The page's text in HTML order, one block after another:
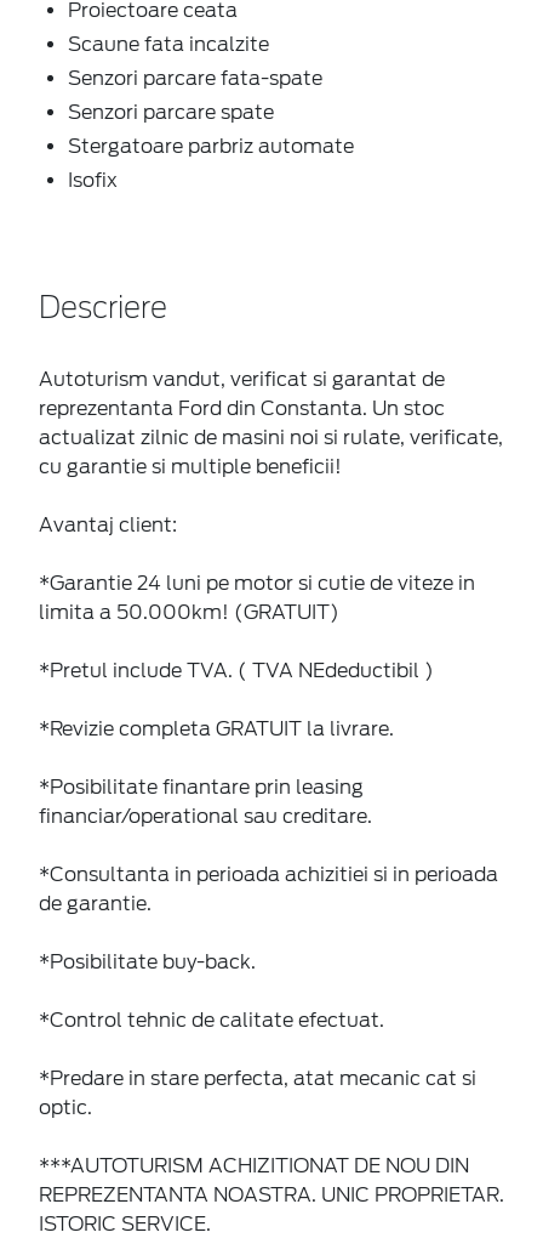
Proiectoare ceata
Scaune fata incalzite
Senzori parcare fata-spate
Senzori parcare spate
Stergatoare parbriz automate
Isofix
Descriere
Autoturism vandut, verificat si garantat de
reprezentanta Ford din Constanta. Un stoc
actualizat zilnic de masini noi si rulate, verificate,
cu garantie si multiple beneficii!
Avantaj client:
*Garantie 24 luni pe motor si cutie de viteze in
limita a 50.000km! (GRATUIT)
*Pretul include TVA. ( TVA NEdeductibil )
*Revizie completa GRATUIT la livrare.
*Posibilitate finantare prin leasing
financiar/operational sau creditare.
*Consultanta in perioada achizitiei si in perioada
de garantie.
*Posibilitate buy-back.
*Control tehnic de calitate efectuat.
*Predare in stare perfecta, atat mecanic cat si
optic.
***AUTOTURISM ACHIZITIONAT DE NOU DIN
REPREZENTANTA NOASTRA. UNIC PROPRIETAR.
ISTORIC SERVICE.